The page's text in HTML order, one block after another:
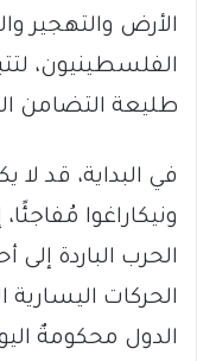
الأرض والتهجير
الفلسطينيون،
طليعة التضامن
في البداية، قد
ونيكاراغوا
الحرب الباردة
الحركات اليسارية
الدول محكومةٌ